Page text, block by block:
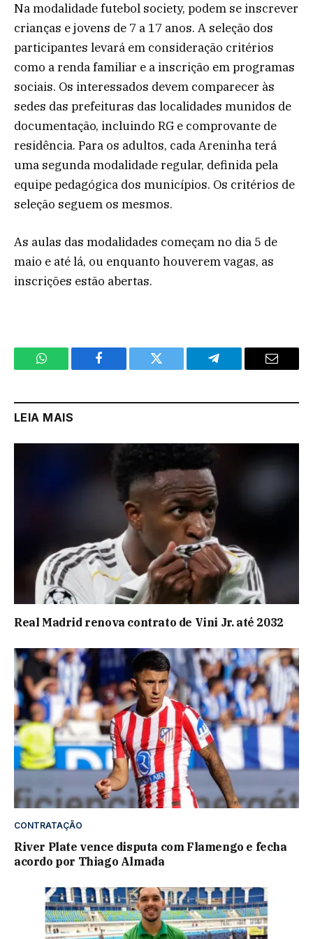
Na modalidade futebol society, podem se inscrever
crianças e jovens de 7 a 17 anos. A seleção dos
participantes levará em consideração critérios
como a renda familiar e a inscrição em programas
sociais. Os interessados devem comparecer às
sedes das prefeituras das localidades munidos de
documentação, incluindo RG e comprovante de
residência. Para os adultos, cada Areninha terá
uma segunda modalidade regular, definida pela
equipe pedagógica dos municípios. Os critérios de
seleção seguem os mesmos.
As aulas das modalidades começam no dia 5 de
maio e até lá, ou enquanto houverem vagas, as
inscrições estão abertas.
WhatsApp Facebook Twitter Telegram Email
LEIA MAIS
Real Madrid renova contrato de Vini Jr. até 2032
CONTRATAÇÃO
River Plate vence disputa com Flamengo e fecha
acordo por Thiago Almada